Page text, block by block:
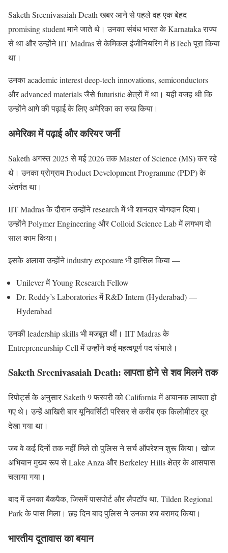
Saketh Sreenivasaiah Death खबर आने से पहले वह एक बेहद
promising student माने जाते थे। उनका संबंध भारत के Karnataka राज्य
से था और उन्होंने IIT Madras से केमिकल इंजीनियरिंग में BTech पूरा किया
था।
उनका academic interest deep-tech innovations, semiconductors
और advanced materials जैसे futuristic क्षेत्रों में था। यही वजह थी कि
उन्होंने आगे की पढ़ाई के लिए अमेरिका का रुख किया।
अमेरिका में पढ़ाई और करियर जर्नी
Saketh अगस्त 2025 से मई 2026 तक Master of Science (MS) कर रहे
थे। उनका प्रोग्राम Product Development Programme (PDP) के
अंतर्गत था।
IIT Madras के दौरान उन्होंने research में भी शानदार योगदान दिया।
उन्होंने Polymer Engineering और Colloid Science Lab में लगभग दो
साल काम किया।
इसके अलावा उन्होंने industry exposure भी हासिल किया —
Unilever में Young Research Fellow
Dr. Reddy’s Laboratories में R&D Intern (Hyderabad) —
Hyderabad
उनकी leadership skills भी मजबूत थीं। IIT Madras के
Entrepreneurship Cell में उन्होंने कई महत्वपूर्ण पद संभाले।
Saketh Sreenivasaiah Death: लापता होने से शव मिलने तक
रिपोर्ट्स के अनुसार Saketh 9 फरवरी को California में अचानक लापता हो
गए थे। उन्हें आखिरी बार यूनिवर्सिटी परिसर से करीब एक किलोमीटर दूर
देखा गया था।
जब वे कई दिनों तक नहीं मिले तो पुलिस ने सर्च ऑपरेशन शुरू किया। खोज
अभियान मुख्य रूप से Lake Anza और Berkeley Hills क्षेत्र के आसपास
चलाया गया।
बाद में उनका बैकपैक, जिसमें पासपोर्ट और लैपटॉप था, Tilden Regional
Park के पास मिला। छह दिन बाद पुलिस ने उनका शव बरामद किया।
भारतीय दूतावास का बयान